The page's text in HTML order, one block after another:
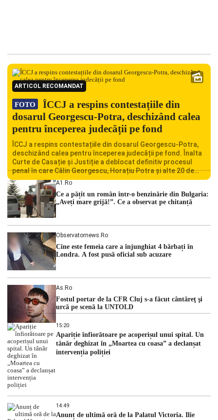
ARTICOL RECOMANDAT
FOTO
ÎCCJ a respins contestațiile din
dosarul Georgescu-Potra, deschizând calea
pentru începerea judecății pe fond
ÎCCJ a respins contestațiile din dosarul Georgescu-Potra,
deschizând calea pentru începerea judecății pe fond. Înalta
Curte de Casație și Justiție a deblocat definitiv procesul
penal în care Călin Georgescu, Horațiu Potra și alte 20 de
persoane sunt acuzați de acțiuni îndreptate împotriva
ordinii constituționale. În ședința din camera preliminară,
judecătorii de la instanța supremă au […]
A1.ro
Ce a pățit un român într-o benzinărie din Bulgaria:
„Aveți mare grijă!”. Ce a observat pe chitanță
Observatornews.ro
Cine este femeia care a înjunghiat 4 bărbați în
Londra. A fost pusă oficial sub acuzare
As.ro
Fostul portar de la CFR Cluj s-a făcut cântăreţ şi
urcă pe scenă la UNTOLD
15:20
Apariție înfiorătoare pe acoperișul unui spital. Un
tânăr deghizat în „Moartea cu coasa” a declanșat
intervenția poliției
14:49
Anunț de ultimă oră de la Palatul Victoria. Ilie